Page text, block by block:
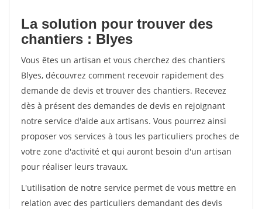
La solution pour trouver des
chantiers : Blyes
Vous êtes un artisan et vous cherchez des chantiers
Blyes, découvrez comment recevoir rapidement des
demande de devis et trouver des chantiers. Recevez
dès à présent des demandes de devis en rejoignant
notre service d'aide aux artisans. Vous pourrez ainsi
proposer vos services à tous les particuliers proches de
votre zone d'activité et qui auront besoin d'un artisan
pour réaliser leurs travaux.
L'utilisation de notre service permet de vous mettre en
relation avec des particuliers demandant des devis